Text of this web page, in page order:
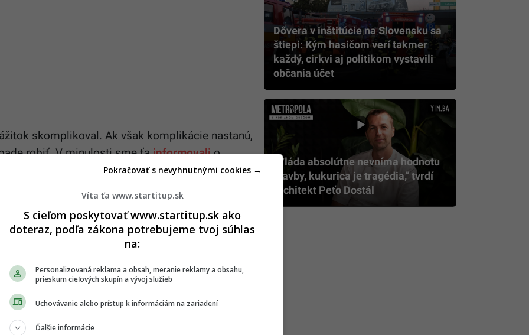
skomplikoval. Ak však komplikácie nastanú,
robiť. V minulosti sme ťainformovalio
let. Vedel by si však, čo robiť, ak by sa k tebe
– len v Európe sa ročne pri leteckej preprave
milióna kusov batožiny, informuje portál
tieto problémy riešiť a sú dokonca
preplácať.
Dôvera v inštitúcie na Slovensku sa
štiepi: Kým hasičom verí takmer
každý, cirkvi aj politikom vystavili
občania účet
„Vláda absolútne nevníma hodnotu
stavby, kukurica je tragédia,” tvrdí
architekt Peťo Dostál
Víta ťa www.startitup.sk
S cieľom poskytovať www.startitup.sk ako
doteraz, podľa zákona potrebujeme tvoj súhlas
na:
Personalizovaná reklama a obsah, meranie reklamy a obsahu,
prieskum cieľových skupín a vývoj služieb
Uchovávanie alebo prístup k informáciám na zariadení
Ďalšie informácie
Pokračovať s nevyhnutnými cookies →